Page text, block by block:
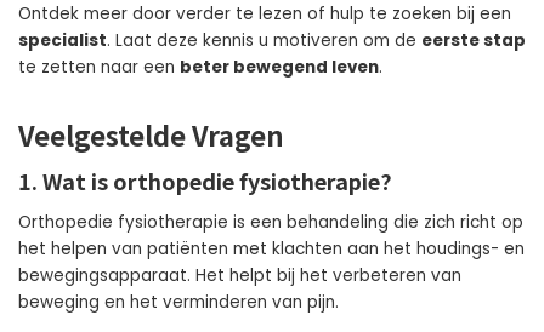
Ontdek meer door verder te lezen of hulp te zoeken bij een
specialist. Laat deze kennis u motiveren om de eerste stap
te zetten naar een beter bewegend leven.
Veelgestelde Vragen
1. Wat is orthopedie fysiotherapie?
Orthopedie fysiotherapie is een behandeling die zich richt op
het helpen van patiënten met klachten aan het houdings- en
bewegingsapparaat. Het helpt bij het verbeteren van
beweging en het verminderen van pijn.